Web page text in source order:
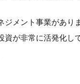
ジメント事業があ
資が非常に活発化